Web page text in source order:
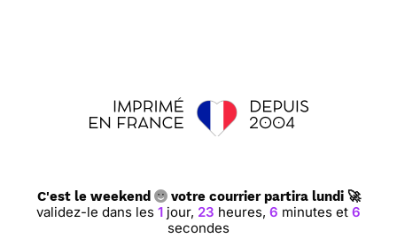
C'est le weekend votre courrier partira lundi 🚀
validez-le dans les1 jour, 23 heures,6 minutes et5
secondes